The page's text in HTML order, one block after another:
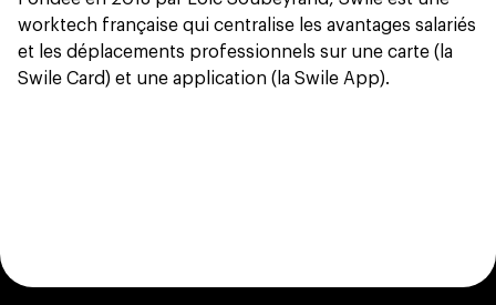
worktech française qui centralise les avantages salariés
et les déplacements professionnels sur une carte (la
Swile Card) et une application (la Swile App).